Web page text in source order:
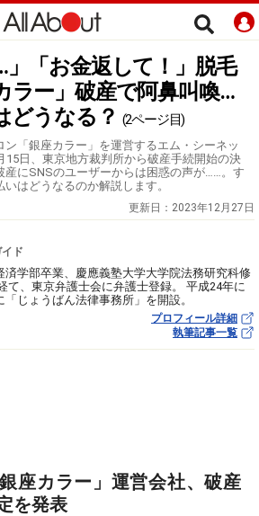
」「お金返して！」脱毛
ラー」破産で阿鼻叫喚…
どうなる？ (2ページ目)
ン「銀座カラー」を運営するエム・シーネッ
15日、東京地方裁判所から破産手続開始の決
産にSNSのユーザーからは困惑の声が……。す
はどうなるのか解説します。
更新日： 2023年12月27日
ド
済学部卒業、慶應義塾大学大学院法務研究科修
て、東京弁護士会に弁護士登録。 平成24年に
じょうばん法律事務所」を開設。
プロフィール詳細
執筆記事一覧
座カラー」運営会社、破産
を発表